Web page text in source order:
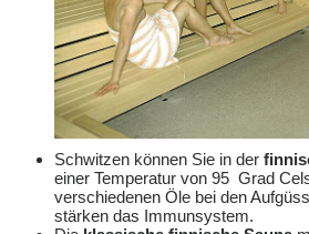
Schwitzen können Sie in der
einer Temperatur von 95 Grad
verschiedenen Öle bei den
stärken das Immunsystem.